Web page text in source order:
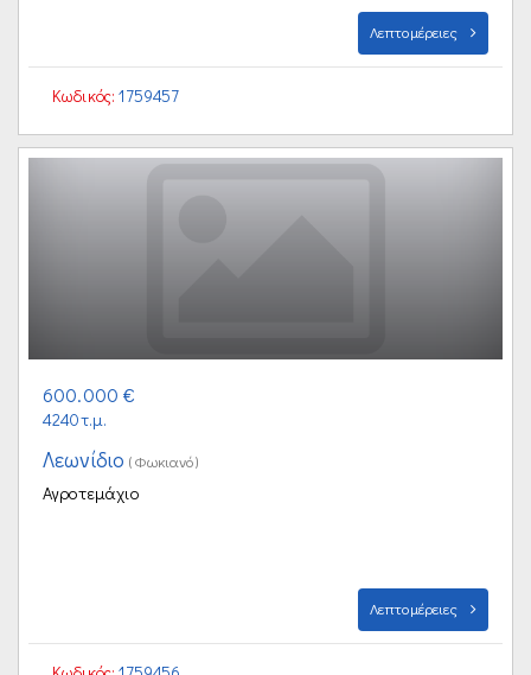
Λεπτομέρειες
Κωδικός: 1759457
600.000 €
4240τ.μ.
Λεωνίδιο(Φωκιανό)
Αγροτεμάχιο
Λεπτομέρειες